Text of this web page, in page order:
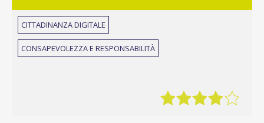
CITTADINANZA DIGITALE
CONSAPEVOLEZZA E RESPONSABILITÀ